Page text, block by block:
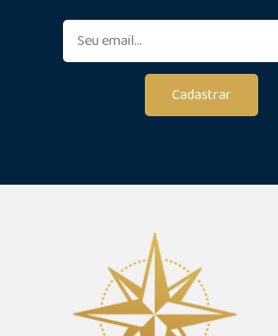
Cadastrar